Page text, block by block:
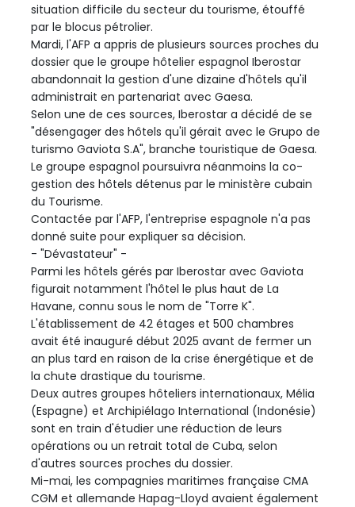
situation difficile du secteur du tourisme, étouffé
par le blocus pétrolier.
Mardi, l'AFP a appris de plusieurs sources proches du
dossier que le groupe hôtelier espagnol Iberostar
abandonnait la gestion d'une dizaine d'hôtels qu'il
administrait en partenariat avec Gaesa.
Selon une de ces sources, Iberostar a décidé de se
"désengager des hôtels qu'il gérait avec le Grupo de
turismo Gaviota S.A", branche touristique de Gaesa.
Le groupe espagnol poursuivra néanmoins la co-
gestion des hôtels détenus par le ministère cubain
du Tourisme.
Contactée par l'AFP, l'entreprise espagnole n'a pas
donné suite pour expliquer sa décision.
- "Dévastateur" -
Parmi les hôtels gérés par Iberostar avec Gaviota
figurait notamment l'hôtel le plus haut de La
Havane, connu sous le nom de "Torre K".
L'établissement de 42 étages et 500 chambres
avait été inauguré début 2025 avant de fermer un
an plus tard en raison de la crise énergétique et de
la chute drastique du tourisme.
Deux autres groupes hôteliers internationaux, Mélia
(Espagne) et Archipiélago International (Indonésie)
sont en train d'étudier une réduction de leurs
opérations ou un retrait total de Cuba, selon
d'autres sources proches du dossier.
Mi-mai, les compagnies maritimes française CMA
CGM et allemande Hapag-Lloyd avaient également